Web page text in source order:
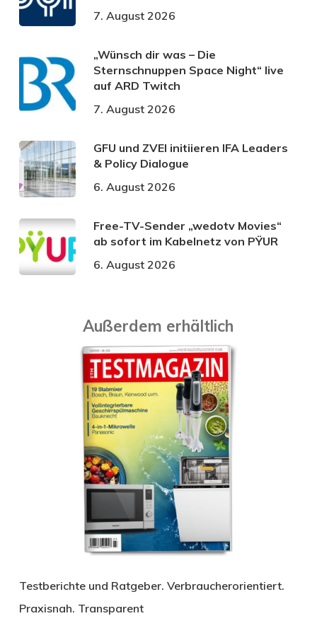
7. August 2026
„Wünsch dir was – Die
Sternschnuppen Space Night“ live
auf ARD Twitch
7. August 2026
GFU und ZVEI initiieren IFA Leaders
& Policy Dialogue
6. August 2026
Free-TV-Sender „wedotv Movies“
ab sofort im Kabelnetz von PŸUR
6. August 2026
Außerdem erhältlich
Testberichte und Ratgeber. Verbraucherorientiert.
Praxisnah. Transparent